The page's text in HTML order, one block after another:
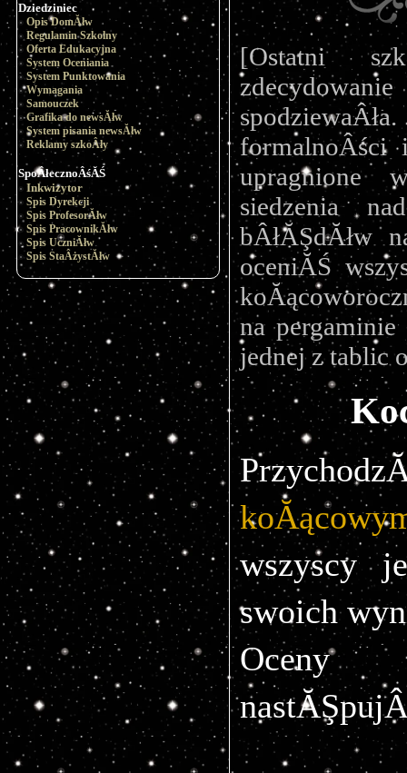
Dziedziniec
Opis DomĂłw
Regulamin Szkolny
Oferta Edukacyjna
System Oceniania
System Punktowania
Wymagania
Samouczek
Grafika do newsĂłw
System pisania newsĂłw
Reklamy szkoÂły
SpoÂłecznoÂśĂŚ
Inkwizytor
Spis Dyrekcji
Spis ProfesorĂłw
Spis PracownikĂłw
Spis UczniĂłw
Spis StaÂżystĂłw
[Ostatni
formalnoÂści
upragnione
siedzenia
bÂłĂŞdĂłw
oceniĂŚ
na
jednej z tablic
wszyscy
swoich
Oceny